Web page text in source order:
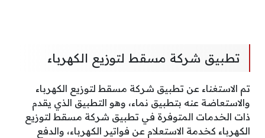
تطبيق شركة مسقط لتوزيع الكهرباء
تم الاستغناء عن تطبيق شركة مسقط لتوزيع الكهرباء
والاستعاضة عنه بتطبيق نماء، وهو التطبيق الذي يقدم
ذات الخدمات المتوفرة في تطبيق شركة مسقط لتوزيع
الكهرباء كخدمة الاستعلام عن فواتير الكهرباء، والدفع